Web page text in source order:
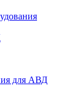
для АВД